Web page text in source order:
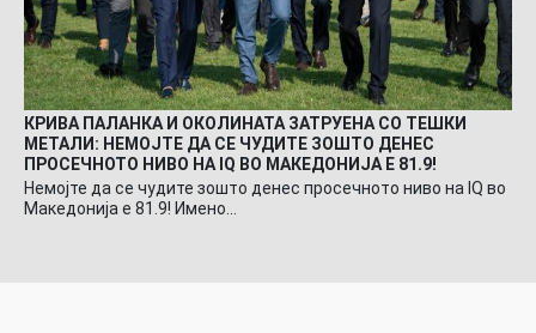
КРИВА ПАЛАНКА И ОКОЛИНАТА ЗАТРУЕНА СО ТЕШКИ
МЕТАЛИ: НЕМОЈТЕ ДА СЕ ЧУДИТЕ ЗОШТО ДЕНЕС
ПРОСЕЧНОТО НИВО НА IQ ВО МАКЕДОНИЈА Е 81.9!
Немојте да се чудите зошто денес просечното ниво на IQ во
Македонија е 81.9! Имено…